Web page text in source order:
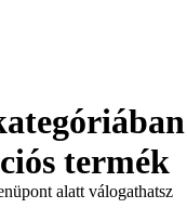
termék
alatt válogathatsz